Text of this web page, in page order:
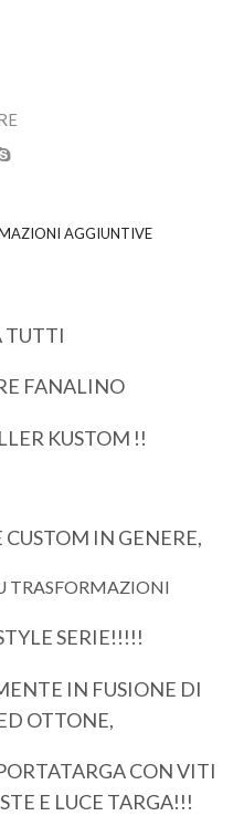
AGGIUNTIVE
TUTTI
FANALINO
KUSTOM !!
IN GENERE,
TRASFORMAZIONI
SERIE!!!!!
IN FUSIONE DI
OTTONE,
CON VITI
E LUCE TARGA!!!